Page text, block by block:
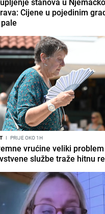
Cijene u pojedinim
I PRIJE OKO 1H
vrućine veliki problem
službe traže hitnu